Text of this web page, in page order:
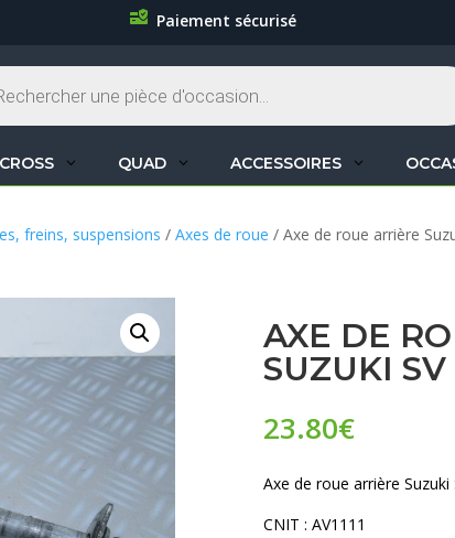
Paiement sécurisé
QUAD ACCESSOIRES
freins, suspensions /Axes de roue / Axe de roue arrière
AXE DE
SUZUKI
23.80€
Axe de roue arrière Suzuki
CNIT : AV1111